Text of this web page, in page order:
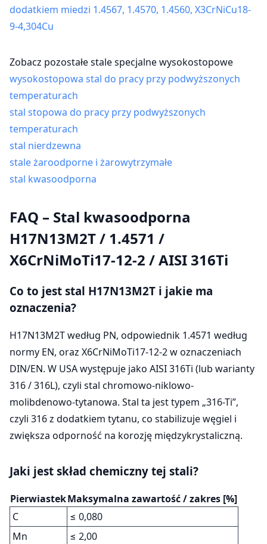
dodatkiem miedzi 1.4567, 1.4570, 1.4560, X3CrNiCu18-
9-4,304Cu
Zobacz pozostałe stale specjalne wysokostopowe
wysokostopowa stal do pracy przy podwyższonych
temperaturach
stal stopowa do pracy przy podwyższonych
temperaturach
stal nierdzewna
stale żaroodporne i żarowytrzymałe
stal kwasoodporna
FAQ – Stal kwasoodporna
H17N13M2T / 1.4571 /
X6CrNiMoTi17-12-2 / AISI 316Ti
Co to jest stal H17N13M2T i jakie ma
oznaczenia?
H17N13M2T według PN, odpowiednik 1.4571 według
normy EN, oraz X6CrNiMoTi17-12-2 w oznaczeniach
DIN/EN. W USA występuje jako AISI 316Ti (lub warianty
316 / 316L), czyli stal chromowo-niklowo-
molibdenowo-tytanowa. Stal ta jest typem „316-Ti”,
czyli 316 z dodatkiem tytanu, co stabilizuje węgiel i
zwiększa odporność na korozję międzykrystaliczną.
Jaki jest skład chemiczny tej stali?
PierwiastekMaksymalna zawartość / zakres [%]
C
≤ 0,080
Mn
≤ 2,00